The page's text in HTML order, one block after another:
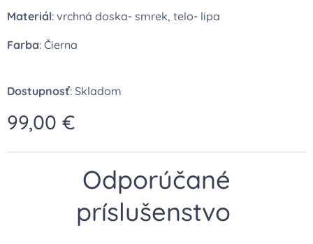
Materiál: vrchná doska- smrek, telo- lipa
Farba: Čierna
Dostupnosť: Skladom
99,00 €
Odporúčané
príslušenstvo